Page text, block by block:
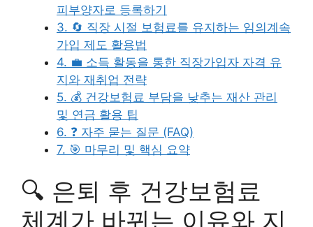
피부양자로 등록하기
3. 🔄 직장 시절 보험료를 유지하는 임의계속
가입 제도 활용법
4. 💼 소득 활동을 통한 직장가입자 자격 유
지와 재취업 전략
5. 💰 건강보험료 부담을 낮추는 재산 관리
및 연금 활용 팁
6. ❓ 자주 묻는 질문 (FAQ)
7. 🎯 마무리 및 핵심 요약
🔍 은퇴 후 건강보험료
체계가 바뀌는 이유와 지